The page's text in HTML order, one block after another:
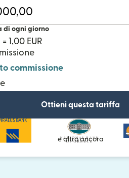
di ogni giorno
= 1,00 EUR
commissione
Ottieni questa tariffa
e altro ancora